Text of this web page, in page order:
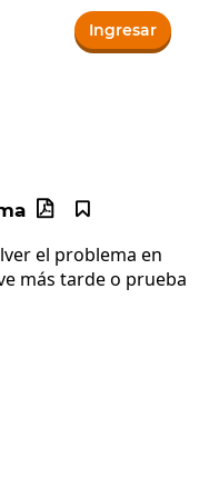
Ingresar


el problema en
más tarde o prueba